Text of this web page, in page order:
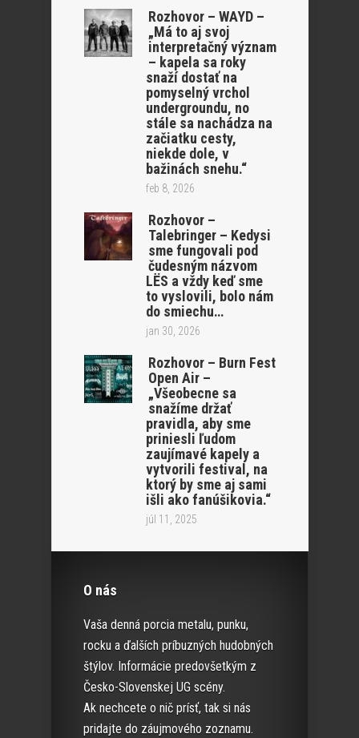
Rozhovor – WAYD –
„Má to aj svoj
interpretačný význam
– kapela sa roky
snaží dostať na
pomyselný vrchol
undergroundu, no
stále sa nachádza na
začiatku cesty,
niekde dole, v
bažinách snehu.“
feb 8, 2026
Rozhovor –
Talebringer – Kedysi
sme fungovali pod
čudesným názvom
LËS a vždy keď sme
to vyslovili, bolo nám
do smiechu…
jan 30, 2026
Rozhovor – Burn Fest
Open Air –
„Všeobecne sa
snažíme držať
pravidla, aby sme
priniesli ľudom
zaujímavé kapely a
vytvorili festival, na
ktorý by sme aj sami
išli ako fanúšikovia.“
júl 11, 2025
O nás
Vaša denná porcia metalu, punku,
rocku a ďalších príbuzných hudobných
štýlov. Informácie predovšetkým z
Česko-Slovenskej UG scény.
Ak nechcete o nič prísť, tak si nás
pridajte do záujmového zoznamu.